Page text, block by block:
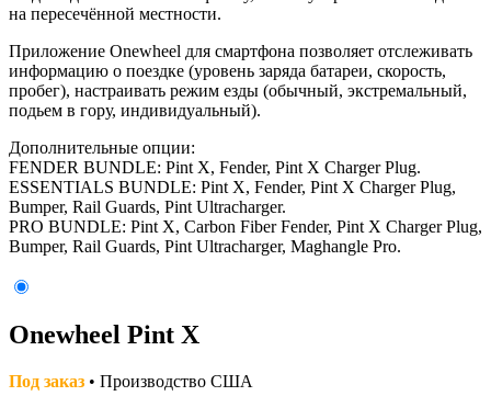
на пересечённой местности.
Приложение Onewheel для смартфона позволяет отслеживать
информацию о поездке (уровень заряда батареи, скорость,
пробег), настраивать режим езды (обычный, экстремальный,
подьем в гору, индивидуальный).
Дополнительные опции:
FENDER BUNDLE: Pint X, Fender, Pint X Charger Plug.
ESSENTIALS BUNDLE: Pint X, Fender, Pint X Charger Plug,
Bumper, Rail Guards, Pint Ultracharger.
PRO BUNDLE: Pint X, Carbon Fiber Fender, Pint X Charger Plug,
Bumper, Rail Guards, Pint Ultracharger, Maghangle Pro.
Onewheel Pint X
Под заказ • Производство США